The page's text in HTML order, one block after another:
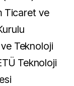
Ticaret ve
Teknoloji
Teknoloji